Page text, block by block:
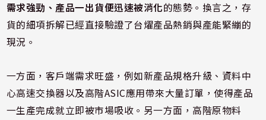
需求強勁、產品一出貨便迅速被消化的態勢。換言之，存
貨的細項拆解已經直接驗證了台燿產品熱銷與產能緊繃的
現況。
一方面，客戶端需求旺盛，例如新產品規格升級、資料中
心高速交換器以及高階ASIC應用帶來大量訂單，使得產品
一生產完成就立即被市場吸收。另一方面，高階原物料